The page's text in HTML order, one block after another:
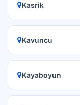
Kasrik
Kavuncu
Kayaboyun